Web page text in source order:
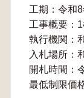
工期：令和
工事概要：
執行機関：
入札場所：
開札時間：
最低制限価